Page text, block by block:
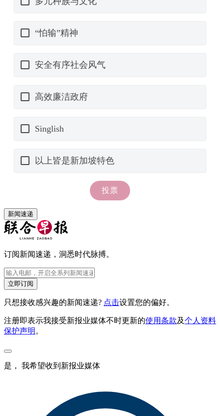
新闻速递
订阅新闻速递，洞悉时代脉搏。
立即订阅
只想接收感兴趣的新闻速递? 点击设置您的偏好。
注册即表示我接受新报业媒体不时更新的使用条款及个人资料
保护声明 。
是， 我希望收到新报业媒体